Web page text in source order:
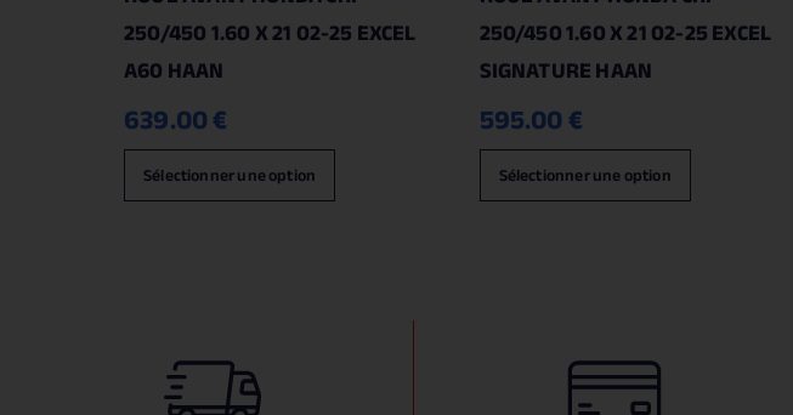
250/450 1.60 X 21 02-25 EXCEL
A60 HAAN
639.00€
Sélectionner une option
250/450 1.60 X 21 02-25 EXCEL
SIGNATURE HAAN
595.00€
Sélectionner une option